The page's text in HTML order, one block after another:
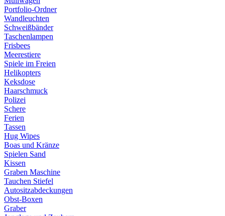
Portfolio-Ordner
Wandleuchten
Schweißbänder
Taschenlampen
Frisbees
Meerestiere
Spiele im Freien
Helikopters
Keksdose
Haarschmuck
Polizei
Schere
Ferien
Tassen
Hug Wipes
Boas und Kränze
Spielen Sand
Kissen
Graben Maschine
Tauchen Stiefel
Autositzabdeckungen
Obst-Boxen
Graber